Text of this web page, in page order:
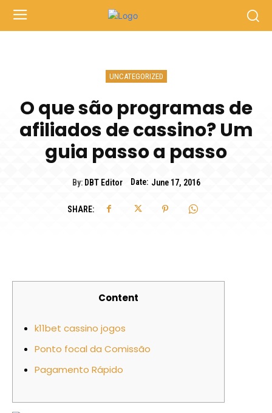
UNCATEGORIZED
O que são programas de
afiliados de cassino? Um
guia passo a passo
By: DBT Editor Date: June 17, 2016
SHARE:
Content
k11bet cassino jogos
Ponto focal da Comissão
Pagamento Rápido